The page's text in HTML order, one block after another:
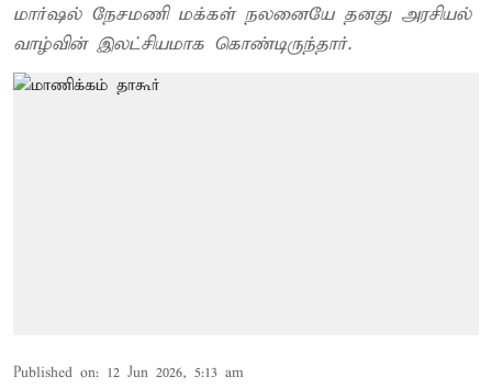
மார்ஷல் நேசமணி மக்கள் நலனையே தனது அரசியல்
வாழ்வின் இலட்சியமாக கொண்டிருந்தார்.
Published on: 12 Jun 2026, 5:13 am